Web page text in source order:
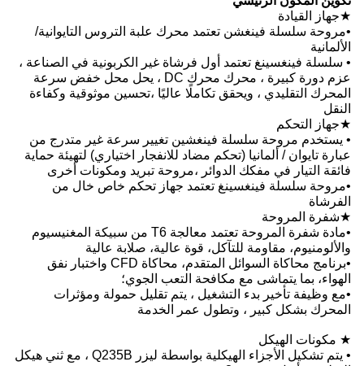
علبة التروس التايوانية/
غير الكربونية في الصناعة ،
عزم دورة كبيرة ، محرك محرك DC ، يحل محل خفض سرعة
عاليًا ،تحسين موثوقية وكفاءة
تغيير سرعة غير متدرج من
للانفجار اختياري) لتهيئة حماية
تبريد ومكونات أخرى
جهاز تحكم خاص خال من
•مادة شفرة المروحة تعتمد معالجة T6 من سبيكة المغنيسيوم
عالية، صلابة عالية
•برنامج محاكاة السوائل المتقدم، محاكاة CFD واختبار نفق
الجوي؛
يتم تقليل حمولة ومؤثرات
الخدمة
• يتم تشكيل الأجزاء الهيكلية بواسطة ليزر Q235B ، مع ثني هيكل